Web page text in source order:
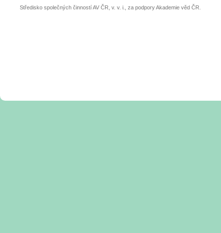
Středisko společných činností AV ČR, v. v. i., za podpory Akademie věd ČR.